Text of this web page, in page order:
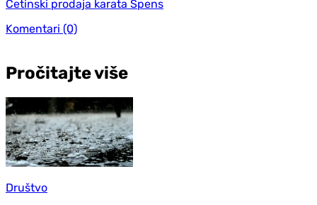
Cetinski prodaja karata Spens
Komentari (0)
Pročitajte više
Društvo